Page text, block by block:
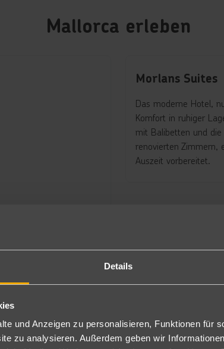
Details
und Anzeigen zu personalisieren, Funktionen für
zu analysieren. Außerdem geben wir
Mallorca erleben
Morlans Suites
Das moderne Hotel,
Komfort in ruhiger
mit Balibetten und
renovierten Zimmern,
Auszeit vorbereitet.
und besticht
mit der Nähe